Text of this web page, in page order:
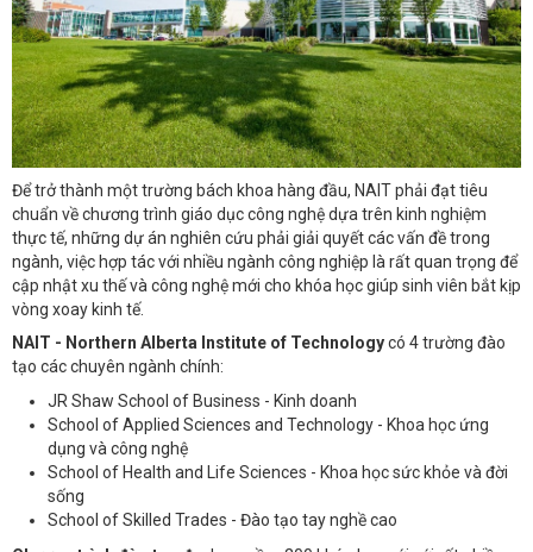
Để trở thành một trường bách khoa hàng đầu, NAIT phải đạt tiêu
chuẩn về chương trình giáo dục công nghệ dựa trên kinh nghiệm
thực tế, những dự án nghiên cứu phải giải quyết các vấn đề trong
ngành, việc hợp tác với nhiều ngành công nghiệp là rất quan trọng để
cập nhật xu thế và công nghệ mới cho khóa học giúp sinh viên bắt kịp
vòng xoay kinh tế.
NAIT - Northern Alberta Institute of Technologycó 4 trường đào
tạo các chuyên ngành chính:
JR Shaw School of Business - Kinh doanh
School of Applied Sciences and Technology - Khoa học ứng
dụng và công nghệ
School of Health and Life Sciences - Khoa học sức khỏe và đời
sống
School of Skilled Trades - Đào tạo tay nghề cao